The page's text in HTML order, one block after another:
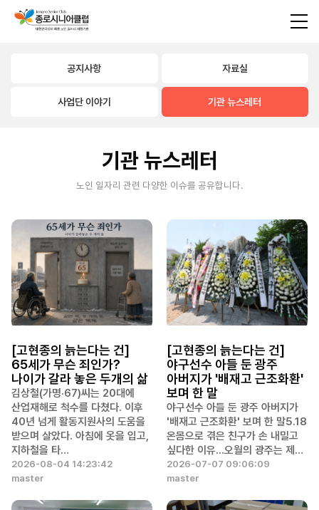
공지사항 자료실
사업단 이야기 기관 뉴스레터
기관 뉴스레터
노인 일자리 관련 다양한 이슈를 공유합니다.
[고현종의 늙는다는 건]
65세가 무슨 죄인가?
나이가 갈라 놓은 두개의 삶
김상철(가명·67)씨는 20대에
산업재해로 척수를 다쳤다. 이후
40년 넘게 활동지원사의 도움을
받으며 살았다. 아침에 옷을 입고,
지하철을 타…
2026-08-04 14:23:42
master
[고현종의 늙는다는 건]
야구선수 아들 둔 광주
아버지가 '배재고 근조화환'
보며 한 말
야구선수 아들 둔 광주 아버지가
'배재고 근조화환' 보며 한 말5.18
온몸으로 겪은 친구가 손 내밀고
싶다한 이유...오월의 광주는 제…
2026-07-07 09:06:09
master